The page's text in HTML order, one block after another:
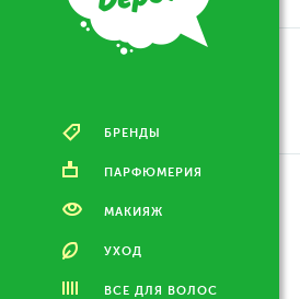
БРЕНДЫ
ПАРФЮМЕРИЯ
МАКИЯЖ
УХОД
ВСЕ ДЛЯ ВОЛОС